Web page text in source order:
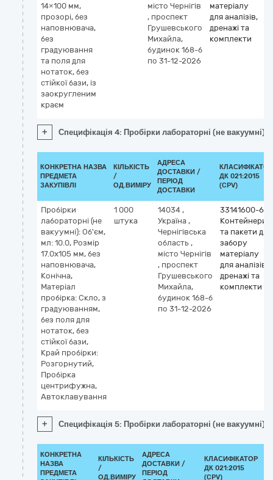
14×100 мм,
прозорі, без
наповнювача,
без
градуювання
та поля для
нотаток, без
стійкої бази, із
заокругленим
краєм
місто Чернігів
, проспект
Грушевського
Михайла,
будинок 168-б
по 31-12-2026
матеріалу
для аналізів,
дренажі та
комплекти
+ Специфікація 4: Пробірки лабораторні (не вакуумні):
КОНКРЕТНА НАЗВА
ПРЕДМЕТА
ЗАКУПІВЛІ
КІЛЬКІСТЬ
/
ОД.ВИМІРУ
АДРЕСА
ДОСТАВКИ /
ПЕРІОД
ДОСТАВКИ
КЛАСИФІКАТОР
ДК 021:2015
(CPV)
Пробірки
лабораторні (не
вакуумні): Об'єм,
мл: 10.0, Розмір
17.0х105 мм, без
наповнювача,
Конічна,
Матеріал
пробірка: Скло, з
градуюванням,
без поля для
нотаток, без
стійкої бази,
Край пробірки:
Розгорнутий,
Пробірка
центрифужна,
Автоклавування
1 000
штука
14034 ,
Україна ,
Чернігівська
область ,
місто Чернігів
, проспект
Грушевського
Михайла,
будинок 168-б
по 31-12-2026
33141600-6
Контейнери
та пакети для
забору
матеріалу
для аналізів,
дренажі та
комплекти
+ Специфікація 5: Пробірки лабораторні (не
КОНКРЕТНА
НАЗВА
ПРЕДМЕТА
КІЛЬКІСТЬ
/
ОД.ВИМІРУ
АДРЕСА
ДОСТАВКИ /
ПЕРІОД
КЛАСИФІКАТОР
ДК 021:2015
(CPV)